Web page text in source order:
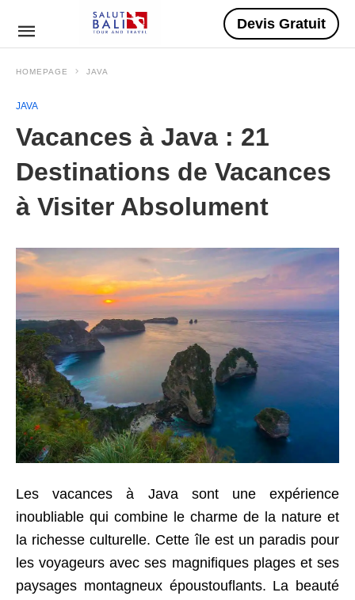
Devis Gratuit
HOMEPAGE JAVA
JAVA
Vacances à Java : 21
Destinations de Vacances
à Visiter Absolument
Les vacances à Java sont une expérience
inoubliable qui combine le charme de la nature et
la richesse culturelle. Cette île est un paradis pour
les voyageurs avec ses magnifiques plages et ses
paysages montagneux époustouflants. La beauté